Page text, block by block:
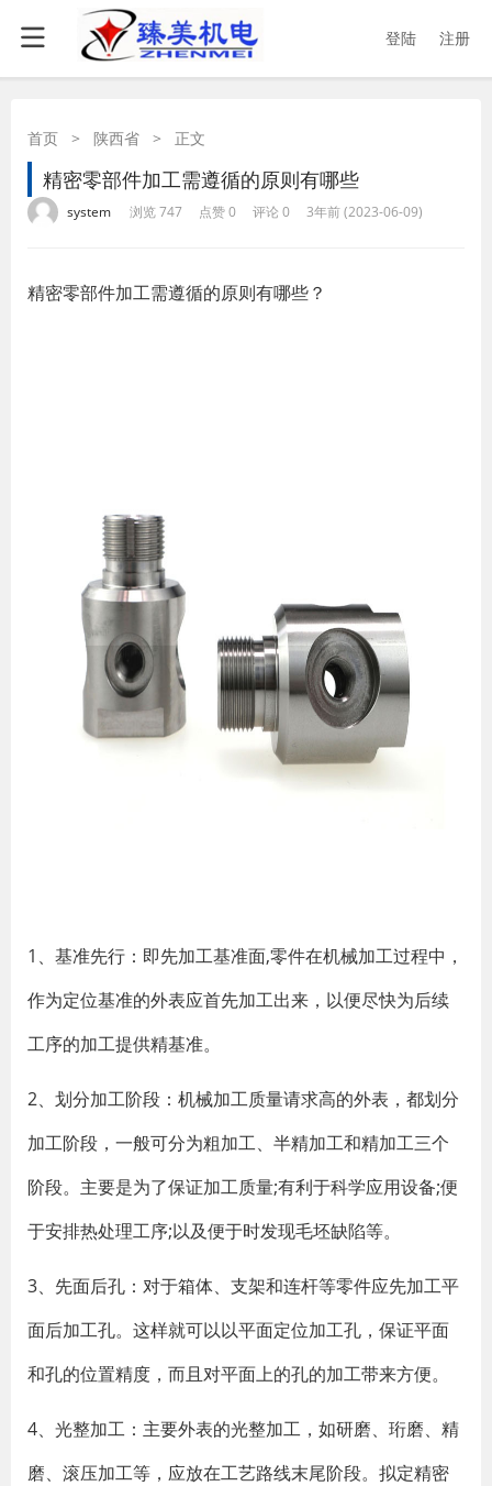
登陆 注册
首页 > 陕西省 > 正文
精密零部件加工需遵循的原则有哪些
system 浏览 747 点赞 0 评论 0 3年前 (2023-06-09)
精密零部件加工需遵循的原则有哪些？
1、基准先行：即先加工基准面,零件在机械加工过程中，
作为定位基准的外表应首先加工出来，以便尽快为后续
工序的加工提供精基准。
2、划分加工阶段：机械加工质量请求高的外表，都划分
加工阶段，一般可分为粗加工、半精加工和精加工三个
阶段。主要是为了保证加工质量;有利于科学应用设备;便
于安排热处理工序;以及便于时发现毛坯缺陷等。
3、先面后孔：对于箱体、支架和连杆等零件应先加工平
面后加工孔。这样就可以以平面定位加工孔，保证平面
和孔的位置精度，而且对平面上的孔的加工带来方便。
4、光整加工：主要外表的光整加工，如研磨、珩磨、精
磨、滚压加工等，应放在工艺路线末尾阶段。拟定精密